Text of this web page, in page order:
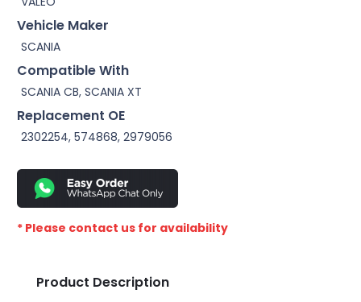
Vehicle Maker
SCANIA
Compatible With
SCANIA CB, SCANIA XT
Replacement OE
2302254, 574868, 2979056
* Please contact us for availability
Product Description